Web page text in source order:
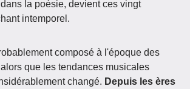
la poésie, devient ces vingt
intemporel.
composé à l'époque des
que les tendances musicales
changé. Depuis les ères